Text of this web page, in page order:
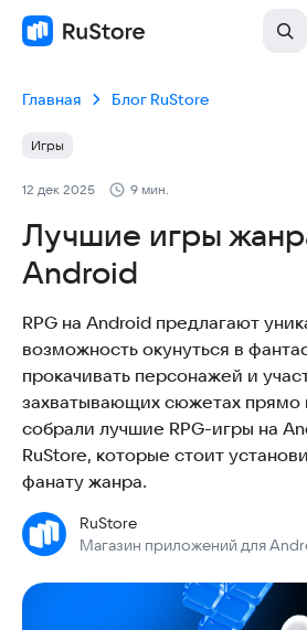
Главная Блог RuStore
Игры
12 дек 2025 9 мин.
Лучшие игры
Android
RPG на Android предлагают
возможность окунуться в
прокачивать персонажей и
захватывающих сюжетах
собрали лучшие RPG-игры на
RuStore, которые стоит
фанату жанра.
RuStore
Магазин приложений для